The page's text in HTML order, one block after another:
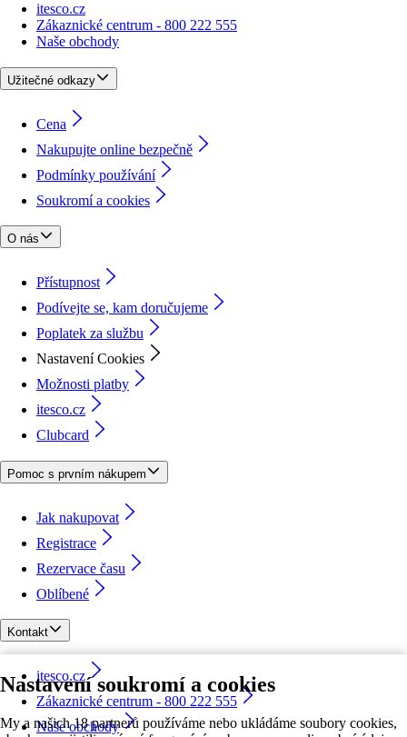
Nastavení soukromí a cookies
My a našich 18 partnerů používáme nebo ukládáme soubory cookies,
itesco.cz
Zákaznické centrum - 800 222 555
Naše obchody
Užitečné odkazy
Cena
Nakupujte online bezpečně
Podmínky používání
Soukromí a cookies
O nás
Přístupnost
Podívejte se, kam doručujeme
Poplatek za službu
Nastavení Cookies
Možnosti platby
itesco.cz
Clubcard
Pomoc s prvním nákupem
Jak nakupovat
Registrace
Rezervace času
Oblíbené
Kontakt
itesco.cz
Zákaznické centrum - 800 222 555
Naše obchody